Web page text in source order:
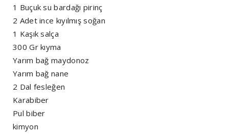
1 Buçuk su bardağı pirinç
2 Adet ince kıyılmış soğan
1 Kaşık salça
300 Gr kıyma
Yarım bağ maydonoz
Yarım bağ nane
2 Dal fesleğen
Karabiber
Pul biber
kimyon